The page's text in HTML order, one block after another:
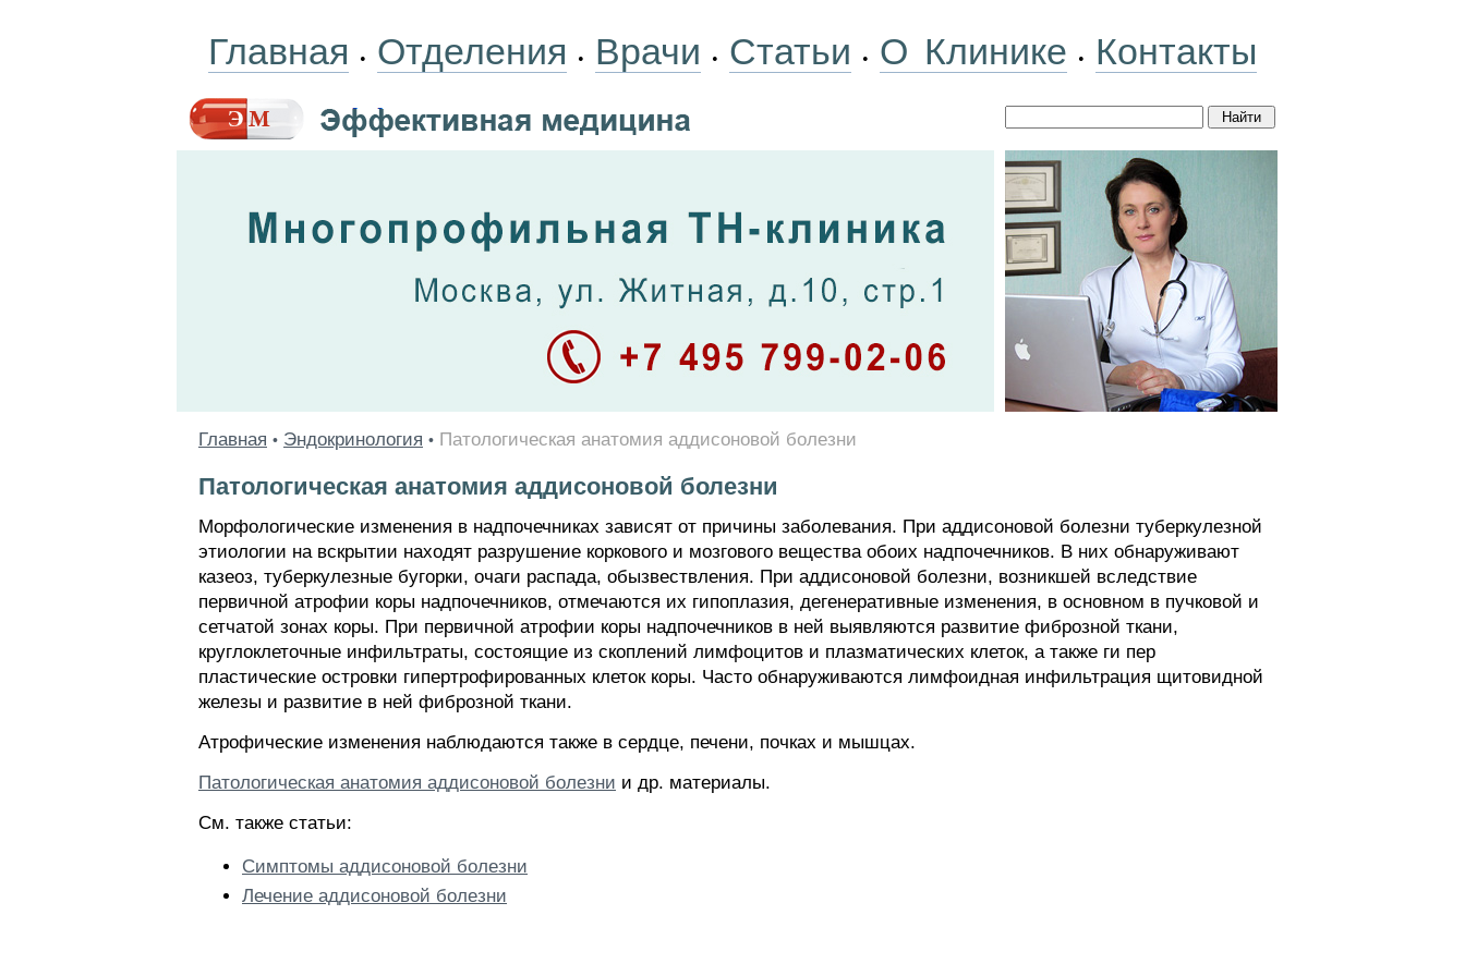
Главная • Отделения • Врачи • Статьи • О Клинике • Контакты
Главная • Эндокринология • Патологическая анатомия аддисоновой болезни
Патологическая анатомия аддисоновой болезни
Морфологические изменения в надпочечниках зависят от причины заболевания. При аддисоновой болезни туберкулезной
этиологии на вскрытии находят разрушение коркового и мозгового вещества обоих надпочечников. В них обнаруживают
казеоз, туберкулезные бугорки, очаги распада, обызвествления. При аддисоновой болезни, возникшей вследствие
первичной атрофии коры надпочечников, отмечаются их гипоплазия, дегенеративные изменения, в основном в пучковой и
сетчатой зонах коры. При первичной атрофии коры надпочечников в ней выявляются развитие фиброзной ткани,
круглоклеточные инфильтраты, состоящие из скоплений лимфоцитов и плазматических клеток, а также ги пер
пластические островки гипертрофированных клеток коры. Часто обнаруживаются лимфоидная инфильтрация щитовидной
железы и развитие в ней фиброзной ткани.
Атрофические изменения наблюдаются также в сердце, печени, почках и мышцах.
Патологическая анатомия аддисоновой болезни и др. материалы.
См. также статьи:
Симптомы аддисоновой болезни
Лечение аддисоновой болезни